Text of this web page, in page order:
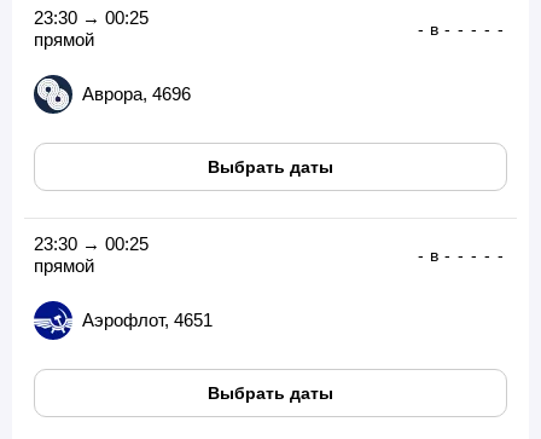
23:30 → 00:25
прямой
Аврора, 4696
- в - - - - -
Выбрать даты
23:30 → 00:25
прямой
Аэрофлот, 4651
- в - - - - -
Выбрать даты